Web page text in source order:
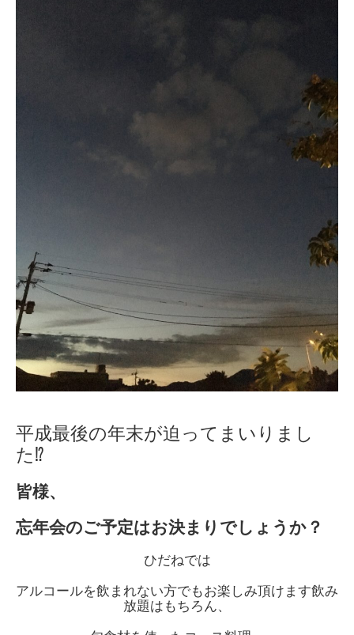
平成最後の年末が迫ってまいりまし
た⁉️
皆様、
忘年会のご予定はお決まりでしょうか？
ひだねでは
アルコールを飲まれない方でもお楽しみ頂けます飲み
放題はもちろん、